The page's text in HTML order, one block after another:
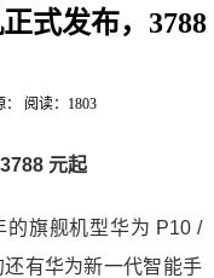
式发布，3788
阅读：1803
元起
旗舰机型华为 P10 /
有华为新一代智能手